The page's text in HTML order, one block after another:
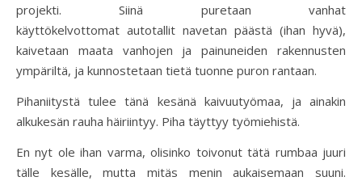
projekti. Siinä puretaan vanhat
käyttökelvottomat autotallit navetan päästä (ihan hyvä),
kaivetaan maata vanhojen ja painuneiden rakennusten
ympäriltä, ja kunnostetaan tietä tuonne puron rantaan.
Pihaniitystä tulee tänä kesänä kaivuutyömaa, ja ainakin
alkukesän rauha häiriintyy. Piha täyttyy työmiehistä.
En nyt ole ihan varma, olisinko toivonut tätä rumbaa juuri
tälle kesälle, mutta mitäs menin aukaisemaan suuni.